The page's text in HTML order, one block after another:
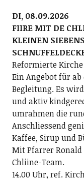
DI, 08.09.2026
FIIRE MIT DE
KLEINEN
Reformierte
Ein Angebot für ab
Begleitung. Es
und aktiv
umrahmen die
Anschliessend
Kaffee, Sirup und
Mit Pfarrer
Chliine-Team.
14.00 Uhr, ref.